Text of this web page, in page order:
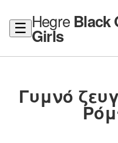
☰ Hegre Black
Girls
Γυμνό